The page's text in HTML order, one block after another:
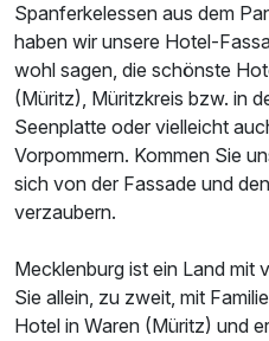
Spanferkelessen aus dem
haben wir unsere Hotel-
wohl sagen, die schönste
(Müritz), Müritzkreis bzw. in
Seenplatte oder vielleicht
Vorpommern. Kommen Sie
sich von der Fassade und
verzaubern.
Mecklenburg ist ein Land mit
Sie allein, zu zweit, mit
Hotel in Waren (Müritz) und